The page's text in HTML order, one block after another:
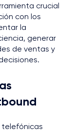
crucial
con los
la
generar
de ventas y
telefónicas